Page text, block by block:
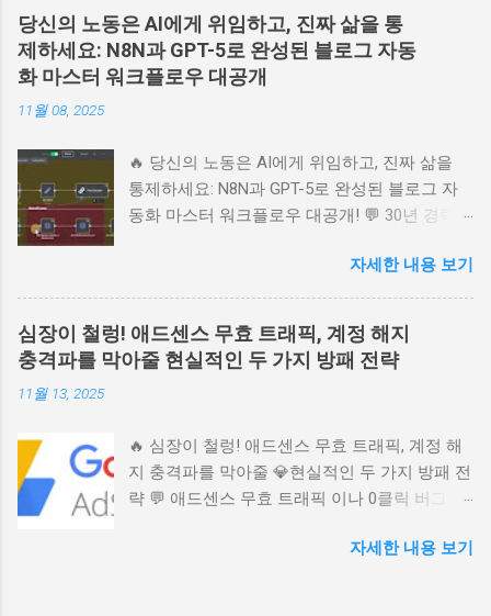
나요? 러셀 브런슨의 북퍼널 전략을 AI 자동화
시스템으로 완벽히 구현하는 방법을 소개합니
다. 고객 심리를 꿰뚫는 랜딩 페이지부터 오더
범프, 원타임 오퍼까지, 방문자를 찐팬으로 바꾸
스 성공의 지름길, 지금 바로 확인하세요. 📚 목
차 1. 24시간 잠들지 않는 세일즈맨, AI 퍼널이란
무엇인가? 2. 첫인상 결정! 고객의 마음을 훔치
골든 타임: 오더 범프와 업셀의 마법 4. 퍼널 시
스템의 완성: 고객 여정을 따라가는 자동화 워크
플로우 5. 망설임을 멈추고 성공의 시스템 위에
서 시작하라 1. 24시간 잠들지 않는 세일즈맨, AI
멋진 웹사이트 하나가 묵묵히 일하고 있는 모습
이요. 많은 분들이 이런 '자동화 수입'을 바라지
만, 막상 시작하려면 어디서부터 손대야 할지 몰
라 포기하곤 합니다. 오늘 우리가 이야기할 'AI
당신의 노동은 AI에게 위임하고, 진짜 삶을 통
제하세요: N8N과 GPT-5로 완성된 블로그 자동
화 마스터 워크플로우 대공개
11월 08, 2025
🔥 당신의 노동은 AI에게 위임하고, 진짜 삶을
통제하세요: N8N과 GPT-5로 완성된 블로그 자
동화 마스터 워크플로우 대공개! 💬 30년 경력의
의 본질! N8N, GPT-5, Gemini 2.5를 활용해 주제
선정부터 SEO 최적화, 콘텐츠 발행까지 완벽 자
동화하는 궁극의 워크플로우를 감성적으로 분
석합니다. 노동에서 해방되고 본질에 집중하는
비결을 담았습니다. 📚 눈이 쭉쭉 읽히는 목차 ▶️
엇일까요? (애드센스를 넘어선 가치) ▶️ ⚙️ N8N
워크플로우, 4가지 파트로 설계된 자동화 엔진
▶️ 🔍 AI가 스스로 판단하는 초정밀 키워드 리서
츠 전략: 내 블로그를 전문가로 만드는 비결
자세한 내용 보기
심장이 철렁! 애드센스 무효 트래픽, 계정 해지
충격파를 막아줄 현실적인 두 가지 방패 전략
11월 13, 2025
🔥 심장이 철렁! 애드센스 무효 트래픽, 계정 해
지 충격파를 막아줄 💎현실적인 두 가지 방패 전
략 💬 애드센스 무효 트래픽 이나 0클릭 버그 에
애드센스 계정 해지 는 열심히 쌓아 올린 수익
자세한 내용 보기